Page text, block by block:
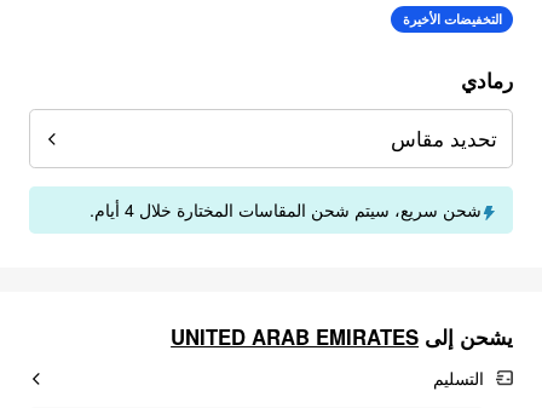
التخفيضات الأخيرة
رمادي
تحديد مقاس
شحن سريع، سيتم شحن المقاسات المختارة خلال 4 أيام.
يشحن إلى UNITED ARAB EMIRATES
التسليم